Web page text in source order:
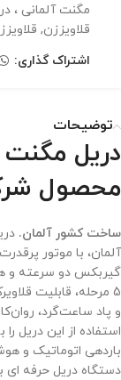
مگنت آلمانی ،
قلاویززن,
اشتراک گذاری:
توضیحات
محصول
ساخت کشور آلمان.
گیربکس دو سرعته و
5 مرحله، قابلیت
و پاد ساعت‌گرد،
استفاده از این دریل
باردهی اتوماتیک و
دستگاه دریل حرفه ای